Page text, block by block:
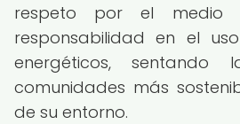
respeto por el medio
responsabilidad en el
energéticos, sentando
comunidades más
de su entorno.